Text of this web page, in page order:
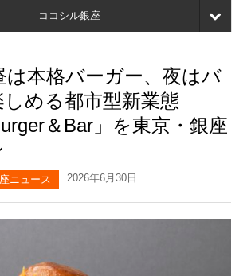
ココシル銀座
報
は本格バーガー、夜はバ
める都市型新業態
＆Bar」を東京・銀座
ニュース 2026年6月30日